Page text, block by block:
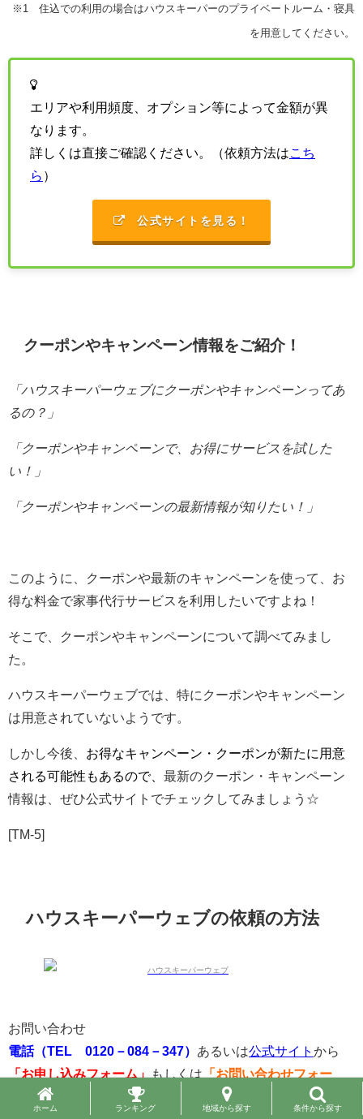
※1 住込での利用の場合はハウスキーパーのプライベートルーム・寝具
を用意してください。
エリアや利用頻度、オプション等によって金額が異
なります。
詳しくは直接ご確認ください。（依頼方法は こち
ら ）
公式サイトを見る！
クーポンやキャンペーン情報をご紹介！
「ハウスキーパーウェブにクーポンやキャンペーンってあ
るの？」
「クーポンやキャンペーンで、お得にサービスを試した
い！」
「クーポンやキャンペーンの最新情報が知りたい！」
このように、クーポンや最新のキャンペーンを使って、お
得な料金で家事代行サービスを利用したいですよね！
そこで、クーポンやキャンペーンについて調べてみまし
た。
ハウスキーパーウェブでは、特にクーポンやキャンペーン
は用意されていないようです。
しかし今後、
お得なキャンペーン・クーポンが新たに用意
される可能性もあるので、 最新のクーポン・キャンペーン
情報は、ぜひ公式サイトでチェックしてみましょう☆
[TM-5]
ハウスキーパーウェブの依頼の方法
お問い合わせ
電話（TEL 0120－084－347） あるいは公式サイト から
「お申し込みフォーム」もしくは「お問い合わせフォー
を利用して、希望するサービスの内容、期間、日時な